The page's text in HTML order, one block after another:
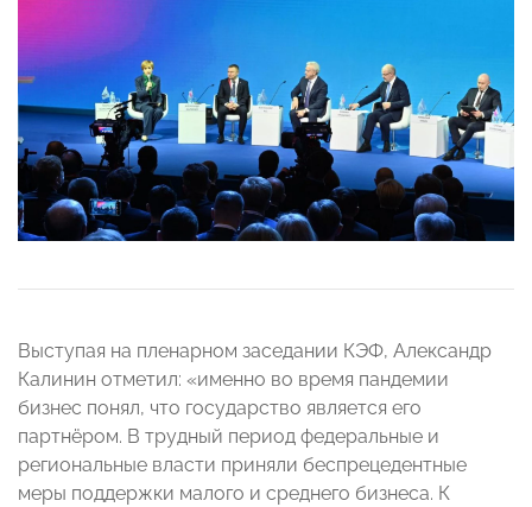
Выступая на пленарном заседании КЭФ, Александр
Калинин отметил: «именно во время пандемии
бизнес понял, что государство является его
партнёром. В трудный период федеральные и
региональные власти приняли беспрецедентные
меры поддержки малого и среднего бизнеса. К